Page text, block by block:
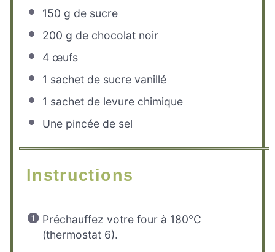
150 g de sucre
200 g de chocolat noir
4 œufs
1 sachet de sucre vanillé
1 sachet de levure chimique
Une pincée de sel
Instructions
Préchauffez votre four à 180°C
(thermostat 6).